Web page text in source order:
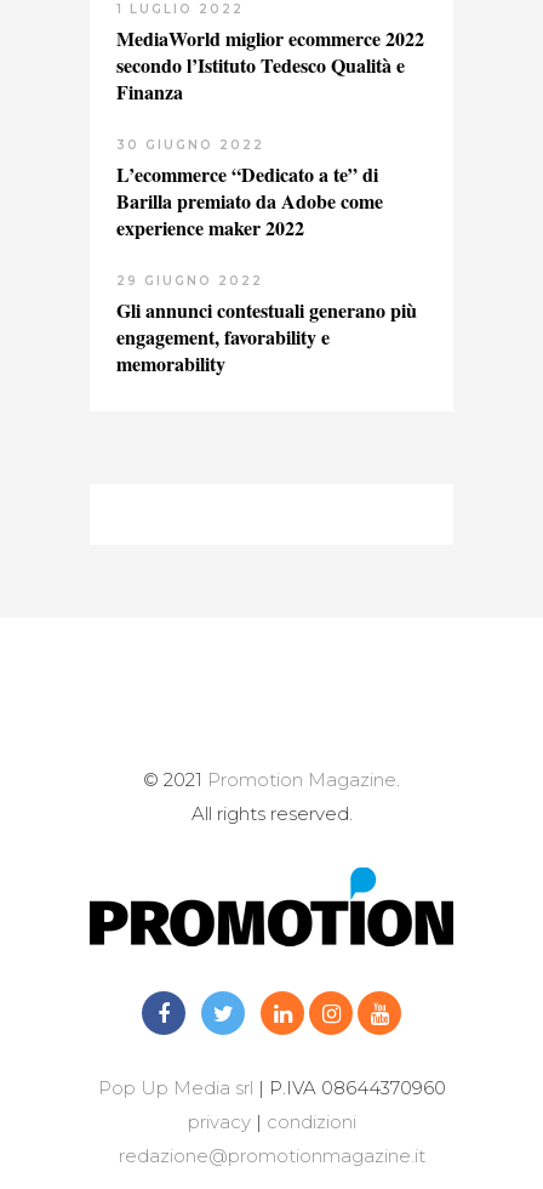
1 LUGLIO 2022
MediaWorld miglior ecommerce 2022
secondo l’Istituto Tedesco Qualità e
Finanza
30 GIUGNO 2022
L’ecommerce “Dedicato a te” di
Barilla premiato da Adobe come
experience maker 2022
29 GIUGNO 2022
Gli annunci contestuali generano più
engagement, favorability e
memorability
© 2021 Promotion Magazine.
All rights reserved.
Pop Up Media srl | P.IVA 08644370960
privacy| condizioni
redazione@promotionmagazine.it